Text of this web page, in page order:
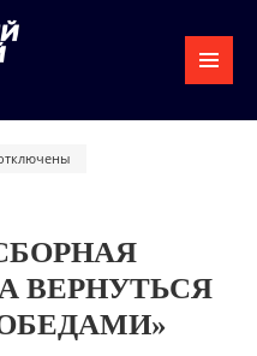
победами»
ВЕРНУТЬСЯ